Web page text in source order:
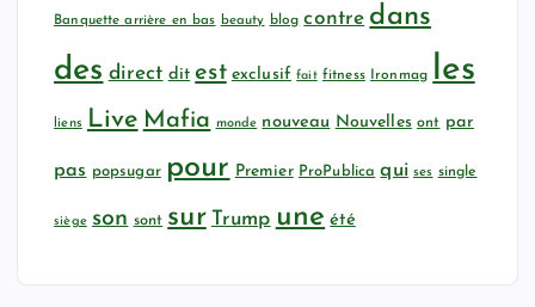
Banquette arrière en bas beauty blog contre dans
des direct dit est exclusif fait fitness Ironmag les
liens Live Mafia monde nouveau Nouvelles ont par
pas popsugar pour Premier ProPublica qui ses single
siège son sont sur Trump une été